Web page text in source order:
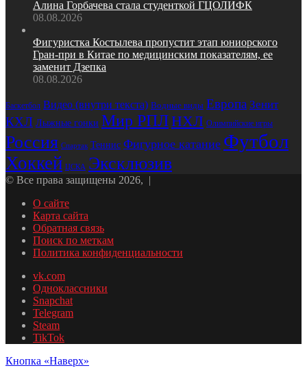
Алина Горбачева стала студенткой ГЦОЛИФК
08.08.2026
Фигуристка Костылева пропустит этап юниорского
Гран‑при в Китае по медицинским показателям, ее
заменит Дзепка
08.08.2026
Баскетбол Видео (внутри текста) Водные виды Европа Зенит
КХЛ Лыжные гонки Мир РПЛНХЛ Олимпийские игры
Россия Спартак Теннис Фигурное катание Футбол
Хоккей ЦСКА Эксклюзив
© Все права защищены 2026, |
О сайте
Карта сайта
Обратная связь
Поиск по меткам
Политика конфиденциальности
vk.com
Одноклассники
Snapchat
Telegram
Steam
TikTok
Кнопка «Наверх»